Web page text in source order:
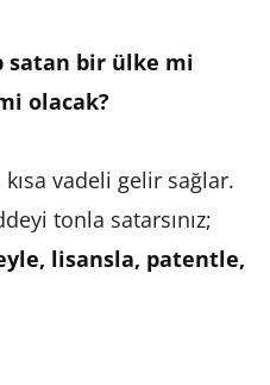
satan bir ülke mi
olacak?
vadeli gelir sağlar.
tonla satarsınız;
lisansla, patentle,